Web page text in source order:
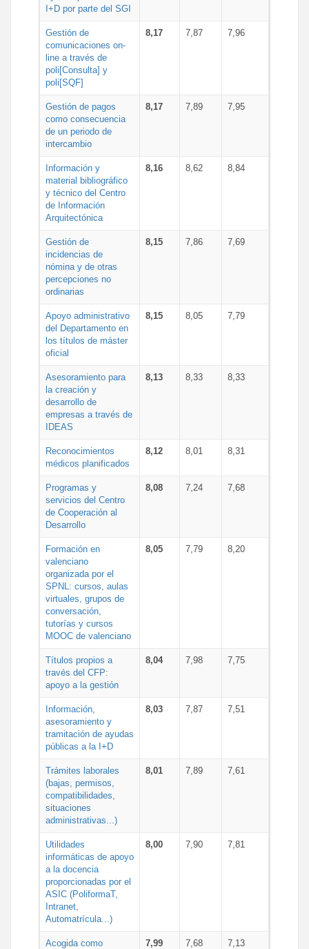
I+D por parte del SGI
Gestión de
comunicaciones on-
line a través de
poli[Consulta] y
poli[SQF]
8,17 7,87 7,96
Gestión de pagos
como consecuencia
de un periodo de
intercambio
8,17 7,89 7,95
Información y
material bibliográfico
y técnico del Centro
de Información
Arquitectónica
8,16 8,62 8,84
Gestión de
incidencias de
nómina y de otras
percepciones no
ordinarias
8,15 7,86 7,69
Apoyo administrativo
del Departamento en
los títulos de máster
oficial
8,15 8,05 7,79
Asesoramiento para
la creación y
desarrollo de
empresas a través de
IDEAS
8,13 8,33 8,33
Reconocimientos
médicos planificados
8,12 8,01 8,31
Programas y
servicios del Centro
de Cooperación al
Desarrollo
8,08 7,24 7,68
Formación en
valenciano
organizada por el
SPNL: cursos, aulas
virtuales, grupos de
conversación,
tutorías y cursos
MOOC de valenciano
8,05 7,79 8,20
Títulos propios a
través del CFP:
apoyo a la gestión
8,04 7,98 7,75
Información,
asesoramiento y
tramitación de ayudas
públicas a la I+D
8,03 7,87 7,51
Trámites laborales
(bajas, permisos,
compatibilidades,
situaciones
administrativas...)
8,01 7,89 7,61
Utilidades
informáticas de apoyo
a la docencia
proporcionadas por el
ASIC (PoliformaT,
Intranet,
Automatrícula...)
8,00 7,90 7,81
Acogida como
7,99 7,68 7,13